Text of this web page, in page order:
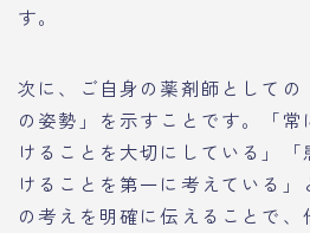
す。
次に、ご自身の薬剤師として
の姿勢」を示すことです。「
けることを大切にしている」
けることを第一に考えている
の考えを明確に伝えることで